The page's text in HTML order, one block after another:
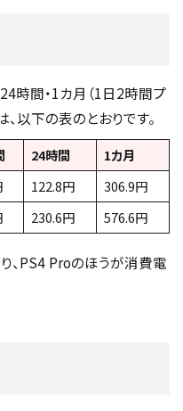
時間・1カ月（1日2時間プ
以下の表のとおりです。
24時間
1カ月
122.8円
306.9円
230.6円 576.6円
、PS4 Proのほうが消費電